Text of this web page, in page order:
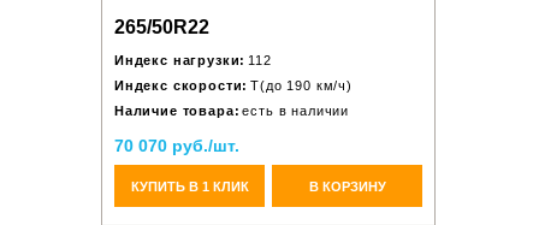
265/50R22
Индекс нагрузки: 112
Индекс скорости: T(до 190 км/ч)
Наличие товара: есть в наличии
70 070 руб./шт.
КУПИТЬ В 1 КЛИК В КОРЗИНУ